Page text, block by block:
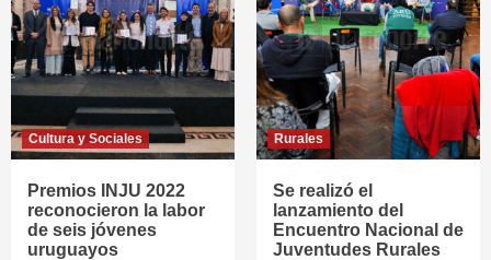
Cultura y Sociales
Premios INJU 2022
reconocieron la labor
de seis jóvenes
uruguayos
Rurales
Se realizó el
lanzamiento del
Encuentro Nacional de
Juventudes Rurales